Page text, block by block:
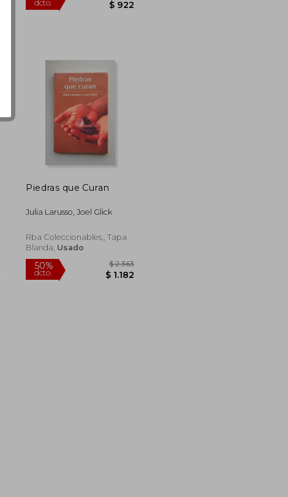
$ 709
50%
dcto.
Piedras que Curan
Julia Larusso, Joel Glick
Rba Coleccionables,, Tapa
Blanda, Usado